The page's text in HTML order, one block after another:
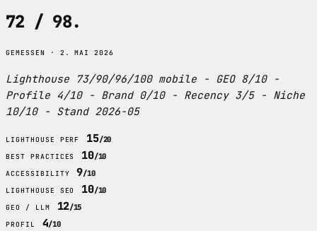
72 / 98.
GEMESSEN · 2. MAI 2026
Lighthouse 73/90/96/100 mobile - GEO 8/10 -
Profile 4/10 - Brand 0/10 - Recency 3/5 - Niche
10/10 - Stand 2026-05
LIGHTHOUSE PERF 15/20
BEST PRACTICES 10/10
ACCESSIBILITY 9/10
LIGHTHOUSE SEO 10/10
GEO / LLM 12/15
PROFIL 4/10